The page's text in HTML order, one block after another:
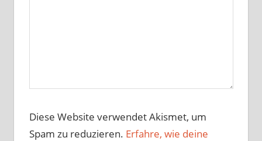
Diese Website verwendet Akismet, um
Spam zu reduzieren. Erfahre, wie deine